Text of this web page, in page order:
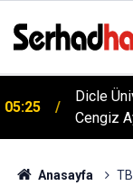
05:25
Dicle
Cengiz
Anasayfa